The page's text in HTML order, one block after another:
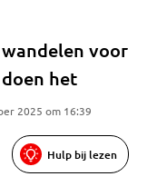
voor
het
2025 om 16:39
Hulp bij lezen